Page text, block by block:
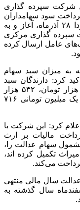
شرکت سپرده گذاری
سود سهامداران
مستقیم و غیرمستقیم سهام عدالت از فردا ۲۸ آذرماه، آغاز و به
سپرده‌ گذاری مرکزی
عامل ارسال کرده
به میزان سبد سهام
کرد: دارندگان سبد
سهام عدالت ۴۹۲ هزار تومانی مبلغ ۳۵۲ هزار تومان، ۵۳۲ هزار
تومانی مبلغ ۳۸۰ هزار تومان و سبد سهام یک میلیون تومانی ۷۱۶
کرد: این شرکت با
مالیات بر ارث
سهام عدالت را،
تکمیل کرده اند،
می‌کند.
سال مالی منتهی
آذر و اسفندماه سال گذشته به